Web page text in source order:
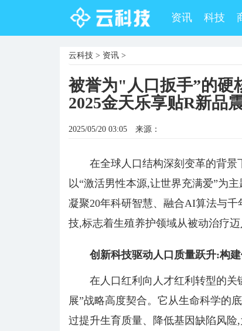
资讯 科技
云科技 > 资讯 >
被誉为"人口扳手”的硬
2025金天乐享贴R新品
2025/05/20 03:05 来源：
在全球人口结构深刻变革的背景
以“激活男性本源,让世界充满爱”为
凝聚20年科研智慧、融合AI算法与
技,标志着生殖养护领域从被动治疗迈
创新科技驱动人口质量跃升:构
在人口红利向人才红利转型的
展”战略高度契合。它从生命科学的
过提升生育质量、降低基因缺陷风